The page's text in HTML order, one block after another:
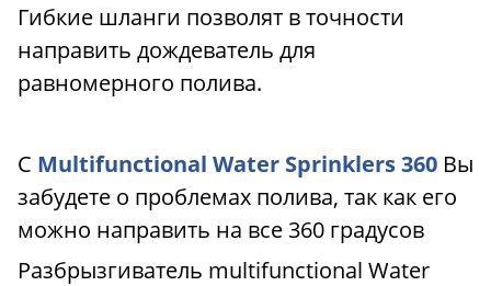
Гибкие шланги позволят в точности
направить дождеватель для
равномерного полива.
С Multifunctional Water Sprinklers 360 Вы
забудете о проблемах полива, так как его
можно направить на все 360 градусов
Разбрызгиватель multifunctional Water